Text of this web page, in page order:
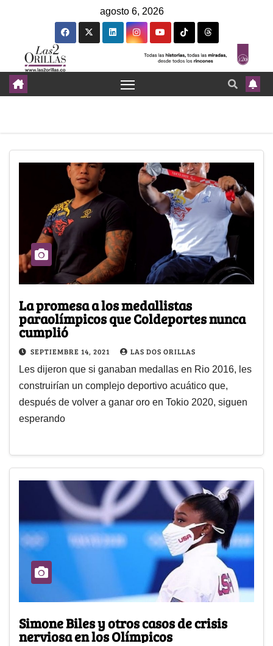
agosto 6, 2026
La promesa a los medallistas
paraolímpicos que Coldeportes nunca
cumplió
SEPTIEMBRE 14, 2021 LAS DOS ORILLAS
Les dijeron que si ganaban medallas en Rio 2016, les
construirían un complejo deportivo acuático que,
después de volver a ganar oro en Tokio 2020, siguen
esperando
Simone Biles y otros casos de crisis
nerviosa en los Olímpicos